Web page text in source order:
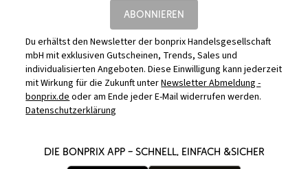
ABONNIEREN
Du erhältst den Newsletter der bonprix Handelsgesellschaft
mbH mit exklusiven Gutscheinen, Trends, Sales und
individualisierten Angeboten. Diese Einwilligung kann jederzeit
mit Wirkung für die Zukunft unterNewsletter Abmeldung -
bonprix.deoder am Ende jeder E-Mail widerrufen werden.
Datenschutzerklärung
DIE BONPRIX APP – SCHNELL, EINFACH &SICHER